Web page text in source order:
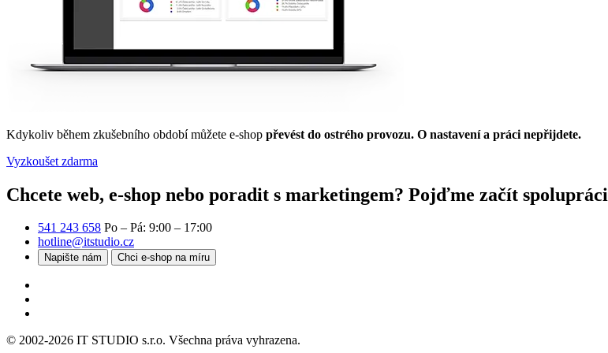
Kdykoliv během zkušebního období můžete e-shop převést do ostrého provozu. O nastavení a práci nepřijdete.
Vyzkoušet zdarma
Chcete web, e-shop nebo poradit s marketingem? Pojďme začít spolupráci
541 243 658 Po – Pá: 9:00 – 17:00
hotline@itstudio.cz
Napište nám Chci e-shop na míru
© 2002-2026 IT STUDIO s.r.o. Všechna práva vyhrazena.